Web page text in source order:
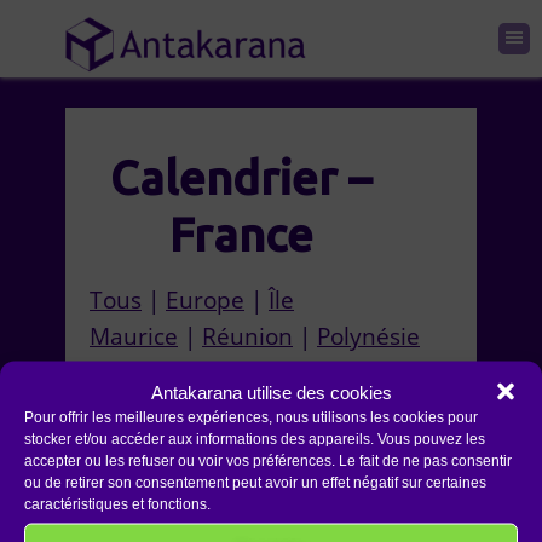
Antakarana utilise des cookies
Pour offrir les meilleures expériences, nous utilisons les cookies pour
stocker et/ou accéder aux informations des appareils. Vous pouvez les
accepter ou les refuser ou voir vos préférences. Le fait de ne pas consentir
ou de retirer son consentement peut avoir un effet négatif sur certaines
caractéristiques et fonctions.
Calendrier –
France
Tous | Europe | Île
Maurice | Réunion | Polynésie
France : National |Alsace|Loire
|Hérault
[blog count= »15″
category__and= »27,4″